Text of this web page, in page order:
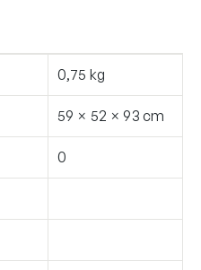
0,75 kg
59 × 52 × 93 cm
0